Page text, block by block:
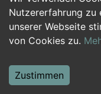
Nutzererfahrung zu
unserer Webseite
von Cookies zu.
Zustimmen